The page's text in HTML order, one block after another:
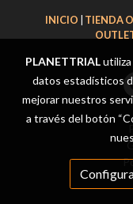
INICIO TIENDA
PLANETTRIALutiliza
datos estadísticos
mejorar nuestros
a través del botón